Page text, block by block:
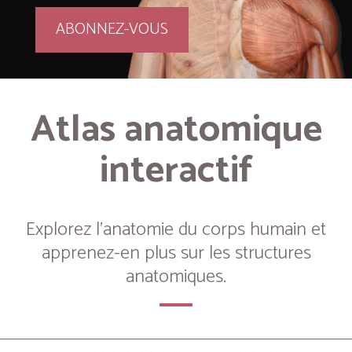
ABONNEZ-VOUS
Atlas anatomique
interactif
Explorez l’anatomie du corps humain et
apprenez-en plus sur les structures
anatomiques.